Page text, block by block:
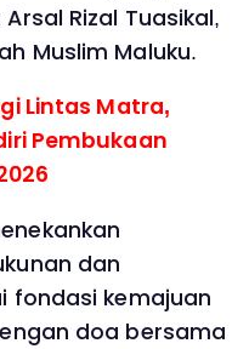
Rizal Tuasikal,
Muslim Maluku.
Lintas Matra,
Pembukaan
dan
fondasi kemajuan
doa bersama